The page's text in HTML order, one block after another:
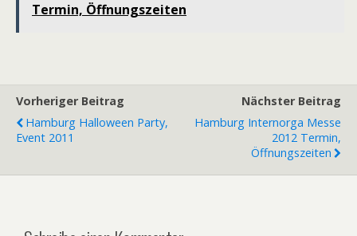
Termin, Öffnungszeiten
Vorheriger Beitrag
Hamburg Halloween Party,
Event 2011
Nächster Beitrag
Hamburg Internorga Messe
2012 Termin,
Öffnungszeiten